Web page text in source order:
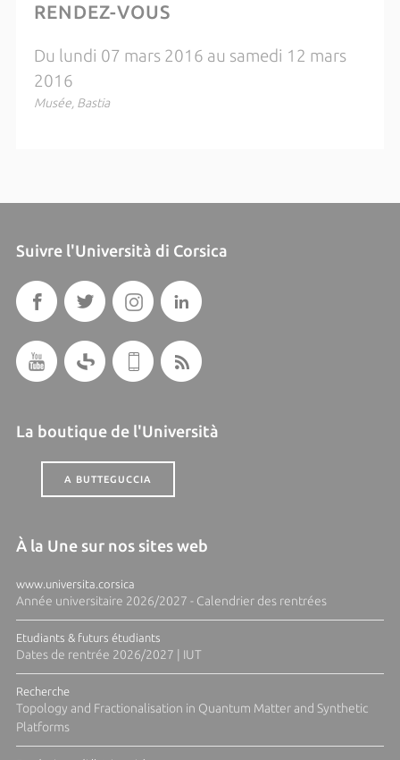
RENDEZ-VOUS
Du lundi 07 mars 2016 au samedi 12 mars
2016
Musée, Bastia
Suivre l'Università di Corsica
La boutique de l'Università
A BUTTEGUCCIA
À la Une sur nos sites web
www.universita.corsica
Année universitaire 2026/2027 - Calendrier des rentrées
Etudiants & futurs étudiants
Dates de rentrée 2026/2027 | IUT
Recherche
Topology and Fractionalisation in Quantum Matter and Synthetic
Platforms